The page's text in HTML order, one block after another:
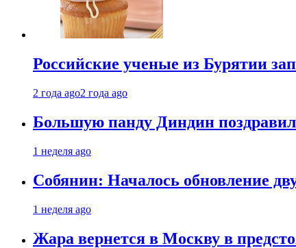
Российские ученые из Бурятии
2 года ago2 года ago
Большую панду Диндин
1 неделя ago
Собянин: Началось обновление
1 неделя ago
Жара вернется в Москву в